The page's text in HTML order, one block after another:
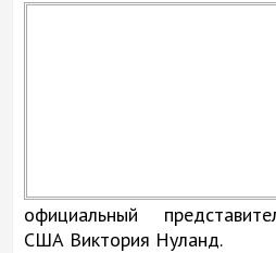
официальный
США Виктория Нуланд.